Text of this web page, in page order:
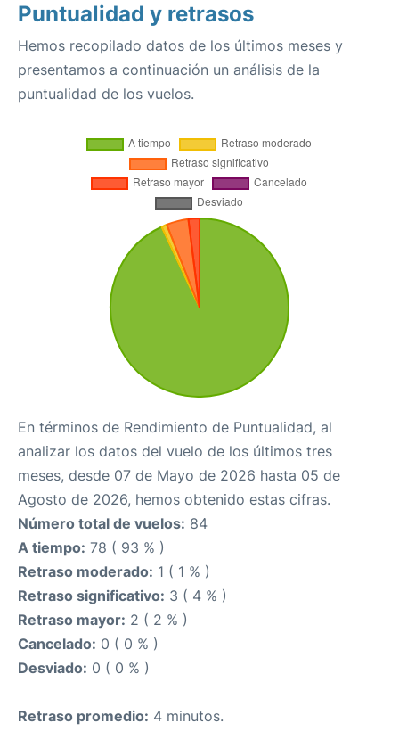
Puntualidad y retrasos
Hemos recopilado datos de los últimos meses y
presentamos a continuación un análisis de la
puntualidad de los vuelos.
En términos de Rendimiento de Puntualidad, al
analizar los datos del vuelo de los últimos tres
meses, desde 07 de Mayo de 2026 hasta 05 de
Agosto de 2026, hemos obtenido estas cifras.
Número total de vuelos: 84
A tiempo: 78 ( 93 % )
Retraso moderado: 1 ( 1 % )
Retraso significativo: 3 ( 4 % )
Retraso mayor: 2 ( 2 % )
Cancelado: 0 ( 0 % )
Desviado: 0 ( 0 % )
Retraso promedio: 4 minutos.